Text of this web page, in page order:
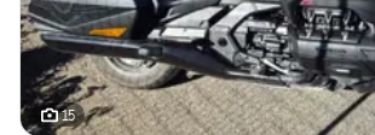
15